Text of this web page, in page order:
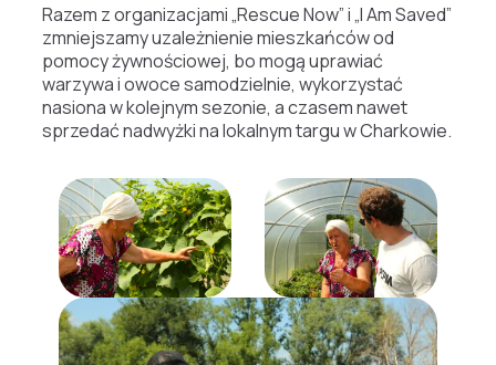
Razem z organizacjami „Rescue Now” i „I Am Saved”
zmniejszamy uzależnienie mieszkańców od
pomocy żywnościowej, bo mogą uprawiać
warzywa i owoce samodzielnie, wykorzystać
nasiona w kolejnym sezonie, a czasem nawet
sprzedać nadwyżki na lokalnym targu w Charkowie.